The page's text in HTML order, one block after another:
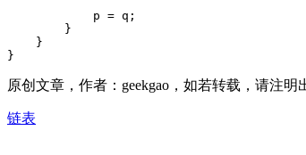
            p = q;
        }
    }
}
原创文章，作者：geekgao，如若转载，请注明
链表